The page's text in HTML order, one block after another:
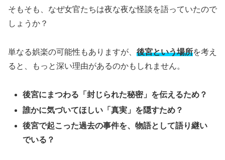
そもそも、なぜ女官たちは夜な夜な怪談を語っていたので
しょうか？
単なる娯楽の可能性もありますが、 後宮という場所を考え
ると、もっと深い理由があるのかもしれません。
後宮にまつわる「封じられた秘密」を伝えるため？
誰かに気づいてほしい「真実」を隠すため？
後宮で起こった過去の事件を、物語として語り継い
でいる？